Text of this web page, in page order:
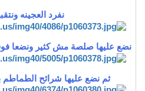
نفرد العجينه
نضع عليها صلصة مش كثير ونضعا
ثم نضع عليها شرائح